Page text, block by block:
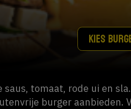
KIES
tomaat, rode ui en sla.
burger aanbieden.